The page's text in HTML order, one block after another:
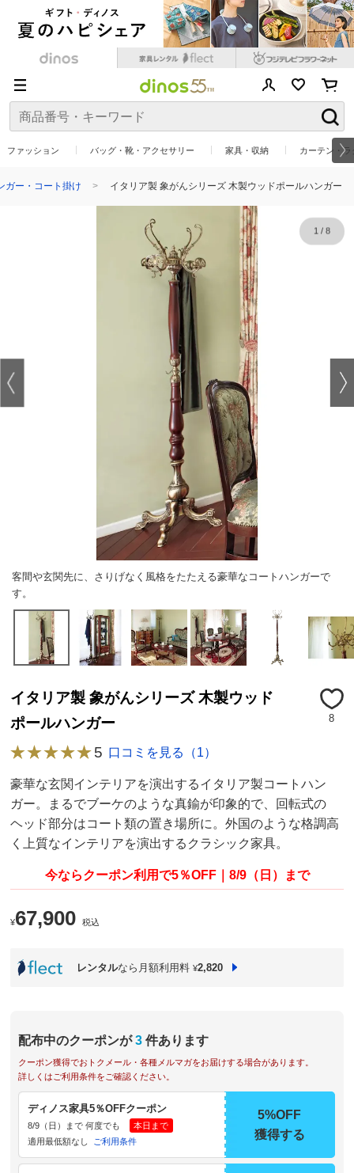
ファッション バッグ・靴・アクセサリー 家具・収納 カーテン・
ガー・コート掛け イタリア製 象がんシリーズ 木製ウッドポールハンガー
客間や玄関先に、さりげなく風格をたたえる豪華なコートハンガーで
す。
1/ 8
イタリア製 象がんシリーズ 木製ウッド
ポールハンガー
8
5 口コミを見る（1）
豪華な玄関インテリアを演出するイタリア製コートハン
ガー。まるでブーケのような真鍮が印象的で、回転式の
ヘッド部分はコート類の置き場所に。外国のような格調高
く上質なインテリアを演出するクラシック家具。
今ならクーポン利用で5％OFF｜8/9（日）まで
¥67,900 税込
レンタルなら月額利用料 ¥2,820
配布中のクーポンが 3 件あります
クーポン獲得でおトクメール・各種メルマガをお届けする場合があります。
詳しくはご利用条件をご確認ください。
ディノス家具5％OFFクーポン
8/9（日）まで 何度でも
本日まで
適用最低額なし
ご利用条件
5%OFF
獲得する